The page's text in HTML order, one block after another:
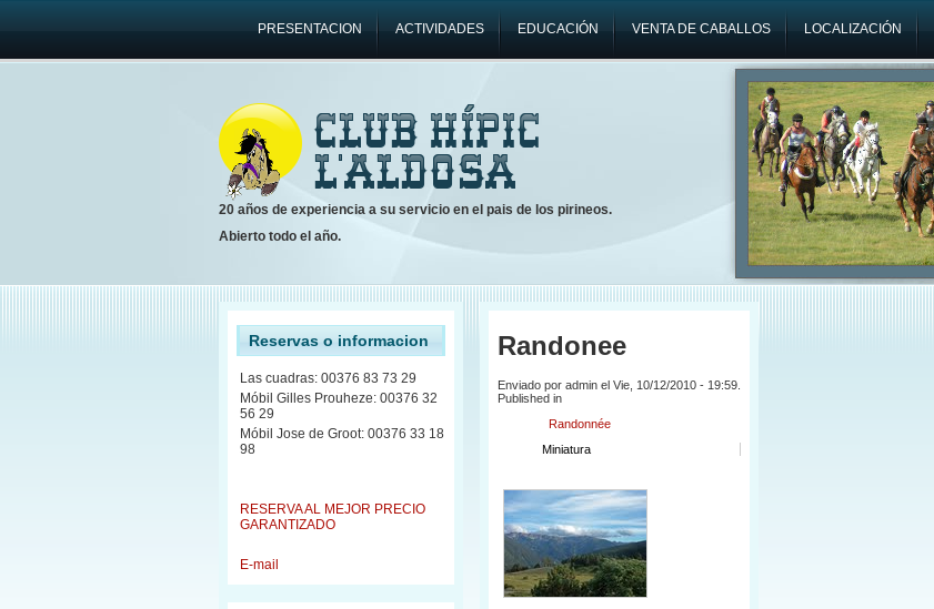
PRESENTACION ACTIVIDADES EDUCACIÓN VENTA DE CABALLOS LOCALIZACIÓN
20 años de experiencia a su servicio en el pais de los pirineos.
Abierto todo el año.
Reservas o informacion
Las cuadras: 00376 83 73 29
Móbil Gilles Prouheze: 00376 32
56 29
Móbil Jose de Groot: 00376 33 18
98
RESERVA AL MEJOR PRECIO
GARANTIZADO
E-mail
Randonee
Enviado por admin el Vie, 10/12/2010 - 19:59.
Published in
Randonnée
Miniatura